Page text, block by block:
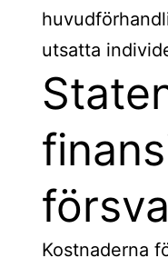
utsatta
Kostnaderna